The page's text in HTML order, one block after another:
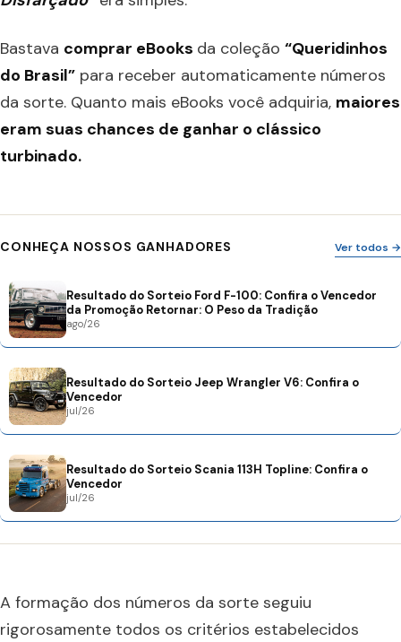
Bastava comprar eBooks da coleção “Queridinhos
do Brasil” para receber automaticamente números
da sorte. Quanto mais eBooks você adquiria, maiores
eram suas chances de ganhar o clássico
turbinado.
CONHEÇA NOSSOS GANHADORES Ver todos →
Resultado do Sorteio Ford F-100: Confira o Vencedor
da Promoção Retornar: O Peso da Tradição
ago/26
Resultado do Sorteio Jeep Wrangler V6: Confira o
Vencedor
jul/26
Resultado do Sorteio Scania 113H Topline: Confira o
Vencedor
jul/26
A formação dos números da sorte seguiu
rigorosamente todos os critérios estabelecidos